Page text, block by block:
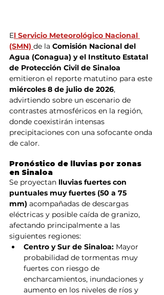
El Servicio Meteorológico Nacional
(SMN) de la Comisión Nacional del
Agua (Conagua) y el Instituto Estatal
de Protección Civil de Sinaloa
emitieron el reporte matutino para este
miércoles 8 de julio de 2026,
advirtiendo sobre un escenario de
contrastes atmosféricos en la región,
donde coexistirán intensas
precipitaciones con una sofocante onda
de calor.
Pronóstico de lluvias por zonas
en Sinaloa
Se proyectan lluvias fuertes con
puntuales muy fuertes (50 a 75
mm) acompañadas de descargas
eléctricas y posible caída de granizo,
afectando principalmente a las
siguientes regiones:
Centro y Sur de Sinaloa: Mayor
probabilidad de tormentas muy
fuertes con riesgo de
encharcamientos, inundaciones y
aumento en los niveles de ríos y